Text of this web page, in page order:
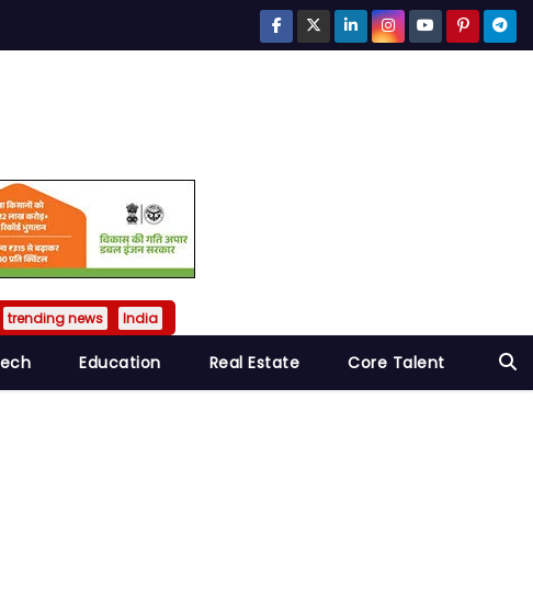
trending news India
Education Real Estate Core Talent